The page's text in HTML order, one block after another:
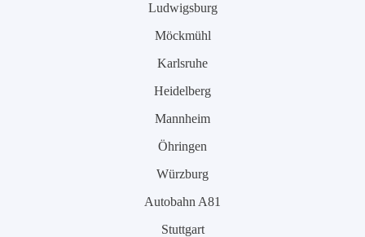
Ludwigsburg
Möckmühl
Karlsruhe
Heidelberg
Mannheim
Öhringen
Würzburg
Autobahn A81
Stuttgart